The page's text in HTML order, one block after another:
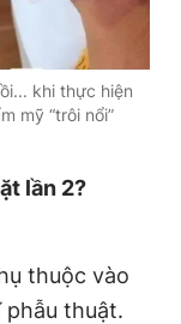
khi thực hiện
mỹ “trôi nổi”
lần 2?
thuộc vào
phẫu thuật.